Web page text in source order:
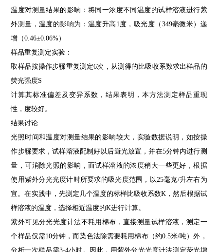
温度对测量结果的影响：将同一浓度不同温度的试样溶液进行紫
外测量，温度的影响为：温度升高 1度，吸光度（ 349毫微米）递
增（0.46±0.06%）
样品重复测定实验：
取样品按操作步骤重复测定6次，从测得的比吸收系数求出样品的
荧光强度S
计算其标准偏差及变异系数，结果表明，本方法测定样品重现
性，度较好。
结果讨论
光照时间和温度对测量结果的影响较大，实验数据说明，如按操
作步骤要求，试样溶液配制好以后避光放置，并在5分钟内进行测
量，可消除光照的影响，而试样溶液的浓度稍大一些更好，根据
使用紫外分光光度计时所要求的吸光度范围，以25毫克/升左右为
宜。在实践中，先测定几个温度的标样比吸收系数K ，然后根据试
样溶液的温度，选择相近温度的K进行计算。
紫外可见分光光度计法不耗用棉布，直接测量试样溶液，测定一
个样品仅需10分钟，而染色法除需要耗用棉布（约0.5米/吨）外，
分析一次样品需3-4小时。因此，用紫外分光光度计法测定荧光增